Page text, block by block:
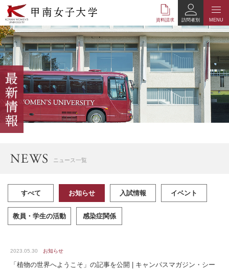
本
文
へ
の
リ
ン
ナ
ビ
ゲ
ー
シ
ョ
資料請求 MENU
訪問者別
ニュース一覧
すべて お知らせ 入試情報 イベント
教員・学生の活動 感染症関係
2023.05.30 お知らせ
「植物の世界へようこそ」の記事を公開 | キャンパスマガジン・シー